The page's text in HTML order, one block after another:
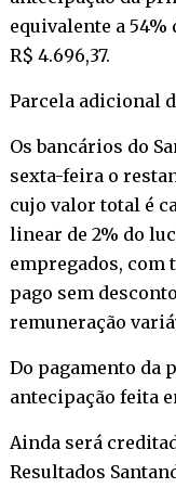
equivalente a
R$ 4.696,37.
Parcela adicional
Os bancários do
sexta-feira o
cujo valor total é
linear de 2% do
empregados, com
pago sem
remuneração
Do pagamento da
antecipação feita
Ainda será
Resultados